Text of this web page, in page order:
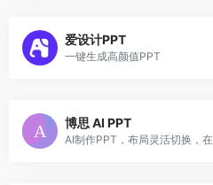
爱设计PPT
一键生成高颜值PPT
博思 AI PPT